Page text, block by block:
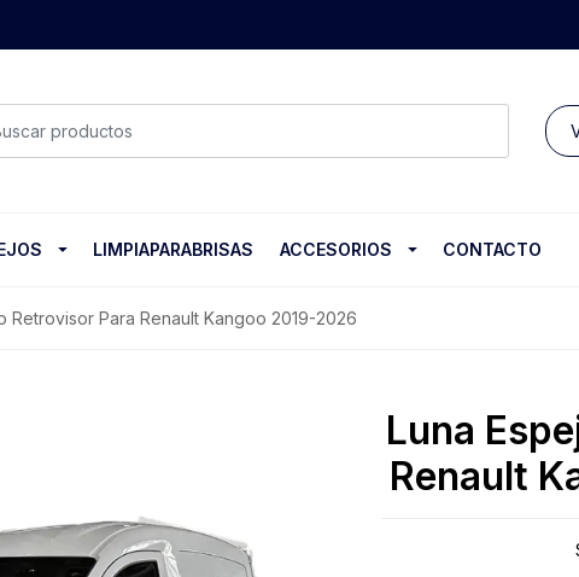
LIMPIAPARABRISAS ACCESORIOS CONTACTO
Retrovisor Para Renault Kangoo 2019-2026
Luna
Renault